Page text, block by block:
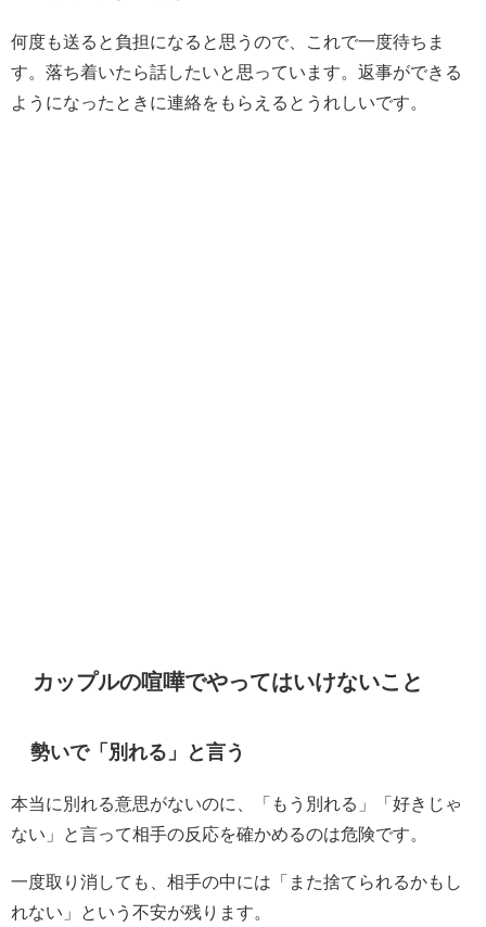
何度も送ると負担になると思うので、これで一度待ちま
す。落ち着いたら話したいと思っています。返事ができる
ようになったときに連絡をもらえるとうれしいです。
カップルの喧嘩でやってはいけないこと
勢いで「別れる」と言う
本当に別れる意思がないのに、「もう別れる」「好きじゃ
ない」と言って相手の反応を確かめるのは危険です。
一度取り消しても、相手の中には「また捨てられるかもし
れない」という不安が残ります。